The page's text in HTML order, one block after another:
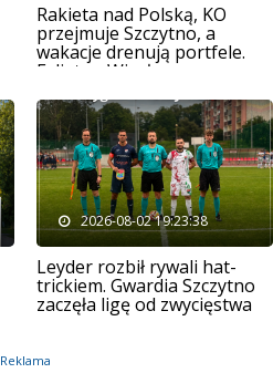
Rakieta nad Polską, KO
przejmuje Szczytno, a
wakacje drenują portfele.
Felieton Wiesława
2026-08-02 19:23:38
Leyder rozbił rywali hat-
trickiem. Gwardia Szczytno
zaczęła ligę od zwycięstwa
Reklama